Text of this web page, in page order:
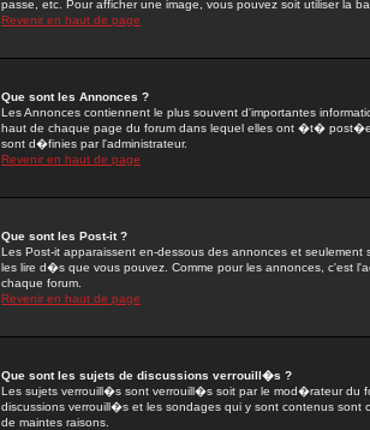
passe, etc. Pour afficher une image, vous pouvez soit utiliser la
Revenir en haut de page
Que sont les Annonces ?
Les Annonces contiennent le plus souvent d'importantes
haut de chaque page du forum dans lequel elles ont �t�
sont d�finies par l'administrateur.
Revenir en haut de page
Que sont les Post-it ?
Les Post-it apparaissent en-dessous des annonces et
les lire d�s que vous pouvez. Comme pour les annonces, c'est
chaque forum.
Revenir en haut de page
Que sont les sujets de discussions verrouill�s ?
Les sujets verrouill�s sont verrouill�s soit par le mod�rateur du
discussions verrouill�s et les sondages qui y sont contenus
de maintes raisons.